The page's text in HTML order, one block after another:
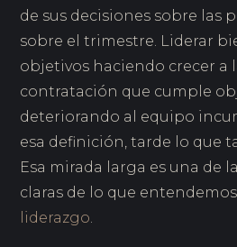
de sus decisiones sobre las
sobre el trimestre. Liderar
objetivos haciendo crecer a
contratación que cumple
deteriorando al equipo
esa definición, tarde lo que
Esa mirada larga es una de
claras de lo que
liderazgo